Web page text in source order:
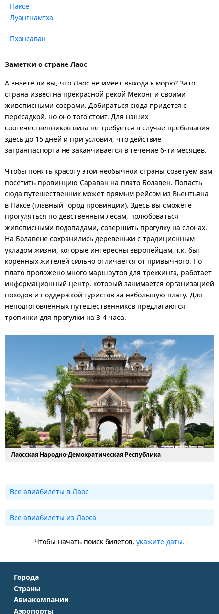
Паксе
Луангнамтха
Пхонсаван
Заметки о стране Лаос
А знаете ли вы, что Лаос не имеет выхода к морю? Зато
страна известна прекрасной рекой Меконг и своими
живописными озёрами. Добираться сюда придется с
пересадкой, но оно того стоит. Для наших
соотечественников виза не требуется в случае пребывания
здесь до 15 дней и при условии, что действие
загранпаспорта не заканчивается в течение 6-ти месяцев.
Чтобы понять красоту этой необычной страны советуем вам
посетить провинцию Сараван на плато Болавен. Попасть
сюда путешественник может прямым рейсом из Вьентьяна
в Паксе (главный город провинции). Здесь вы сможете
прогуляться по девственным лесам, полюбоваться
живописными водопадами, совершить прогулку на слонах.
На Болавене сохранились деревеньки с традиционным
укладом жизни, которые интересны европейцам, т.к. быт
коренных жителей сильно отличается от привычного. По
плато проложено много маршрутов для треккинга, работает
информационный центр, который занимается организацией
походов и поддержкой туристов за небольшую плату. Для
неподготовленных путешественников предлагаются
тропинки для прогулки на 3-4 часа.
Лаосская Народно-Демократическая Республика
Все авиабилеты в Лаос
Все авиабилеты из Лаоса
Чтобы начать поиск билетов, укажите даты.
Города
Москва
Санкт-Петербург
Страны
Крым
Авиакомпании
Аэропорты